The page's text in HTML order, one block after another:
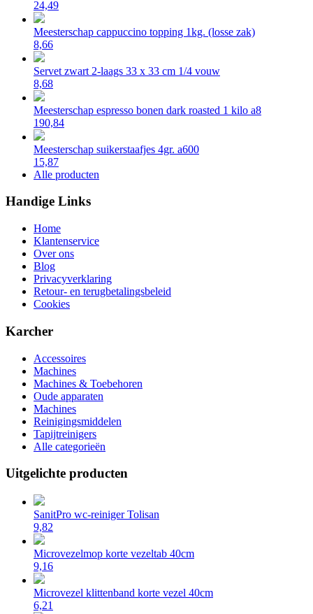
24,49
Meesterschap cappuccino topping 1kg. (losse zak)
8,66
Servet zwart 2-laags 33 x 33 cm 1/4 vouw
8,68
Meesterschap espresso bonen dark roasted 1 kilo a8
190,84
Meesterschap suikerstaafjes 4gr. a600
15,87
Alle producten
Handige Links
Home
Klantenservice
Over ons
Blog
Privacyverklaring
Retour- en terugbetalingsbeleid
Cookies
Karcher
Accessoires
Machines
Machines & Toebehoren
Oude apparaten
Machines
Reinigingsmiddelen
Tapijtreinigers
Alle categorieën
Uitgelichte producten
SanitPro wc-reiniger Tolisan
9,82
Microvezelmop korte vezeltab 40cm
9,16
Microvezel klittenband korte vezel 40cm
6,21